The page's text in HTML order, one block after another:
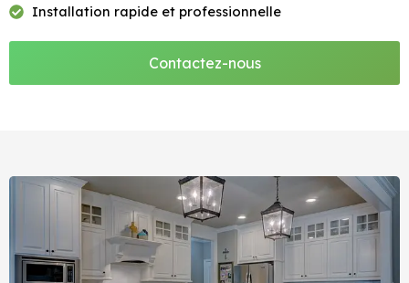
Installation rapide et professionnelle
Contactez-nous